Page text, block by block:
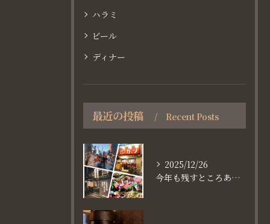
ハラミ
ビール
ディナー
最近の投稿 Recent Posts
2025/12/26
今年も残すところあと、6日。